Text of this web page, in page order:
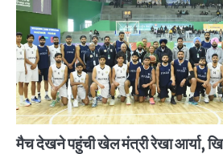
मैच देखने पहुंची खेल मंत्री रेखा आर्या,